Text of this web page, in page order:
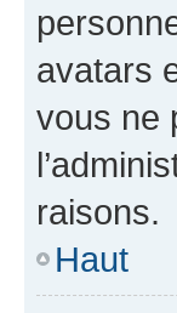
avatars
vous ne
raisons.
Haut